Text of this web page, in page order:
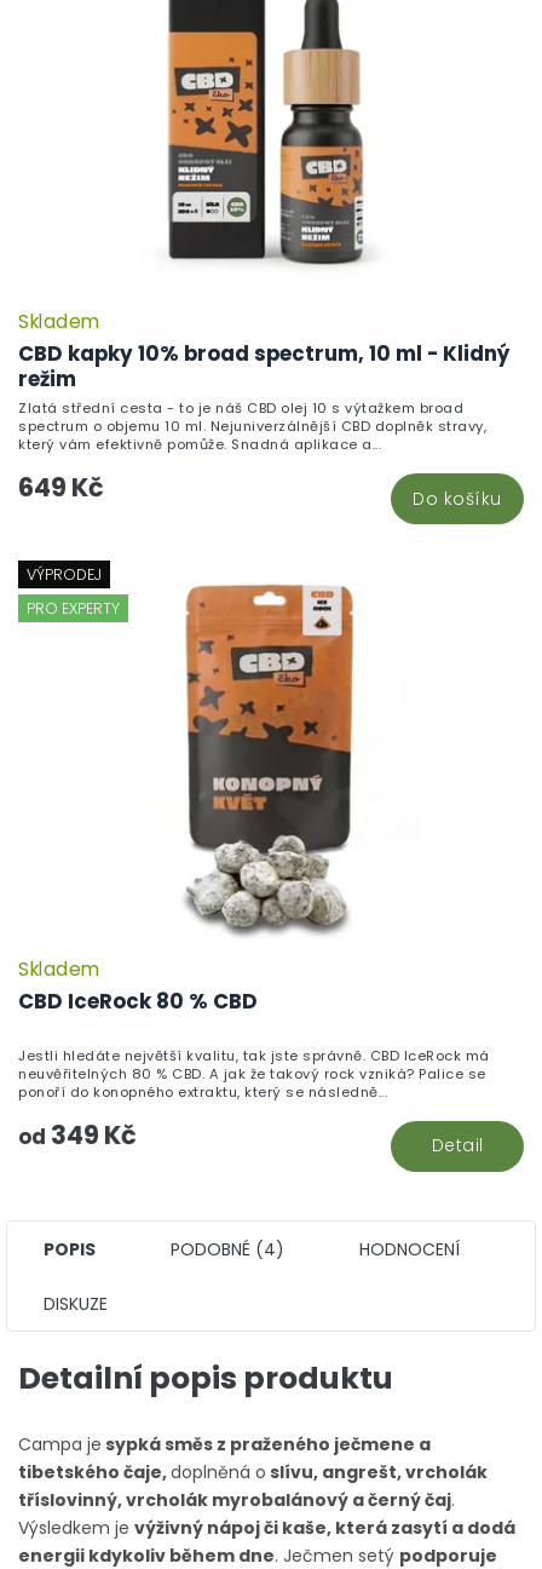
CBD kapky 10% broad spectrum, 10 ml - Klidný
režim
Skladem
649 Kč Do košíku
Zlatá střední cesta - to je náš CBD olej 10 s výtažkem broad
spectrum o objemu 10 ml. Nejuniverzálnější CBD doplněk stravy,
který vám efektivně pomůže. Snadná aplikace a...
VÝPRODEJ
PRO EXPERTY
CBD IceRock 80 % CBD
Skladem
od 349 Kč Detail
Jestli hledáte největší kvalitu, tak jste správně. CBD IceRock má
neuvěřitelných 80 % CBD. A jak že takový rock vzniká? Palice se
ponoří do konopného extraktu, který se následně...
POPIS PODOBNÉ (4) HODNOCENÍ
DISKUZE
Detailní popis produktu
Campa je sypká směs z praženého ječmene a
tibetského čaje,doplněná o slívu, angrešt, vrcholák
tříslovinný, vrcholák myrobalánový a černý čaj.
Výsledkem je výživný nápoj či kaše, která zasytí a dodá
energii kdykoliv během dne. Ječmen setý podporuje